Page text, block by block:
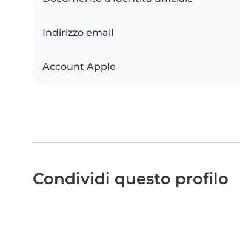
Indirizzo email
Account Apple
Condividi questo profilo